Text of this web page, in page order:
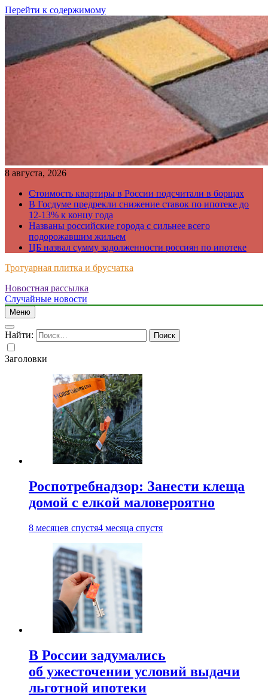
Перейти к содержимому
8 августа, 2026
Стоимость квартиры в России подсчитали в борщах
В Госдуме предрекли снижение ставок по ипотеке до
12-13% к концу года
Названы российские города с сильнее всего
подорожавшим жильем
ЦБ назвал сумму задолженности россиян по ипотеке
Тротуарная плитка и брусчатка
Just another WordPress site
Новостная рассылка
Случайные новости
Меню
Найти:
Заголовки
Роспотребнадзор: Занести клеща
домой с елкой маловероятно
8 месяцев спустя4 месяца спустя
В России задумались
об ужесточении условий выдачи
льготной ипотеки